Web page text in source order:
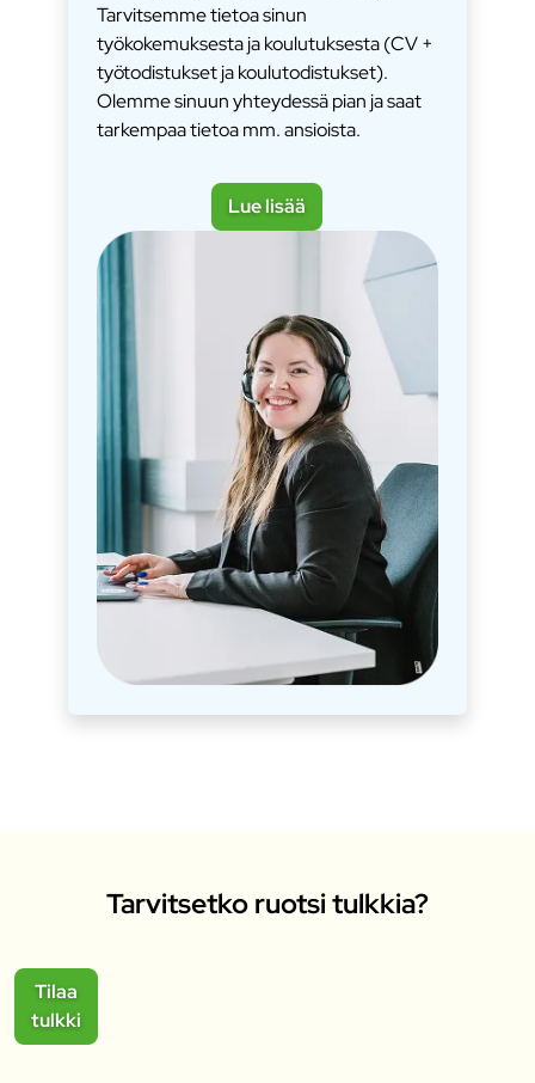
Tarvitsemme tietoa sinun
työkokemuksesta ja koulutuksesta (CV +
työtodistukset ja koulutodistukset).
Olemme sinuun yhteydessä pian ja saat
tarkempaa tietoa mm. ansioista.
Lue lisää
Tarvitsetko ruotsi tulkkia?
Tilaa
tulkki